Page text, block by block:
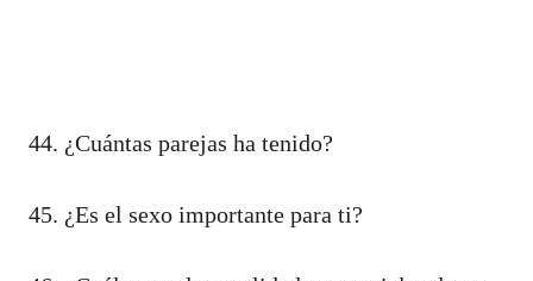
44. ¿Cuántas parejas ha tenido?
45. ¿Es el sexo importante para ti?